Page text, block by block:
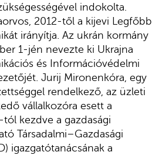
indokolta.
2012-től a kijevi Legfőbb
irányítja. Az ukrán kormány
1-jén nevezte ki Ukrajna
és Információvédelmi
Jurij Mironenkóra, egy
rendelkező, az üzleti
vállalkozóra esett a
tól kezdve a gazdasági
Társadalmi–Gazdasági
igazgatótanácsának a